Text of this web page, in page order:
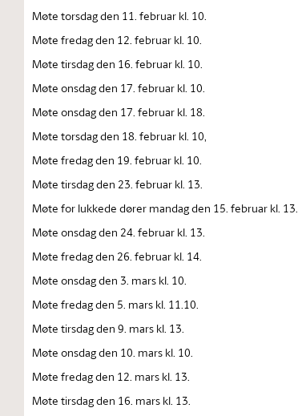
Møte torsdag den 11. februar kl. 10.
Møte fredag den 12. februar kl. 10.
Møte tirsdag den 16. februar kl. 10.
Møte onsdag den 17. februar kl. 10.
Møte onsdag den 17. februar kl. 18.
Møte torsdag den 18. februar kl. 10,
Møte fredag den 19. februar kl. 10.
Møte tirsdag den 23. februar kl. 13.
Møte for lukkede dører mandag den 15. februar kl. 13.
Møte onsdag den 24. februar kl. 13.
Møte fredag den 26. februar kl. 14.
Møte onsdag den 3. mars kl. 10.
Møte fredag den 5. mars kl. 11.10.
Møte tirsdag den 9. mars kl. 13.
Møte onsdag den 10. mars kl. 10.
Møte fredag den 12. mars kl. 13.
Møte tirsdag den 16. mars kl. 13.